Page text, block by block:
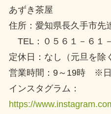
あずき茶屋
住所：愛知県長久手市先
TEL：０５６１－６１
定休日：なし（元旦を
営業時間：9～19時 ※
インスタグラム：
https://